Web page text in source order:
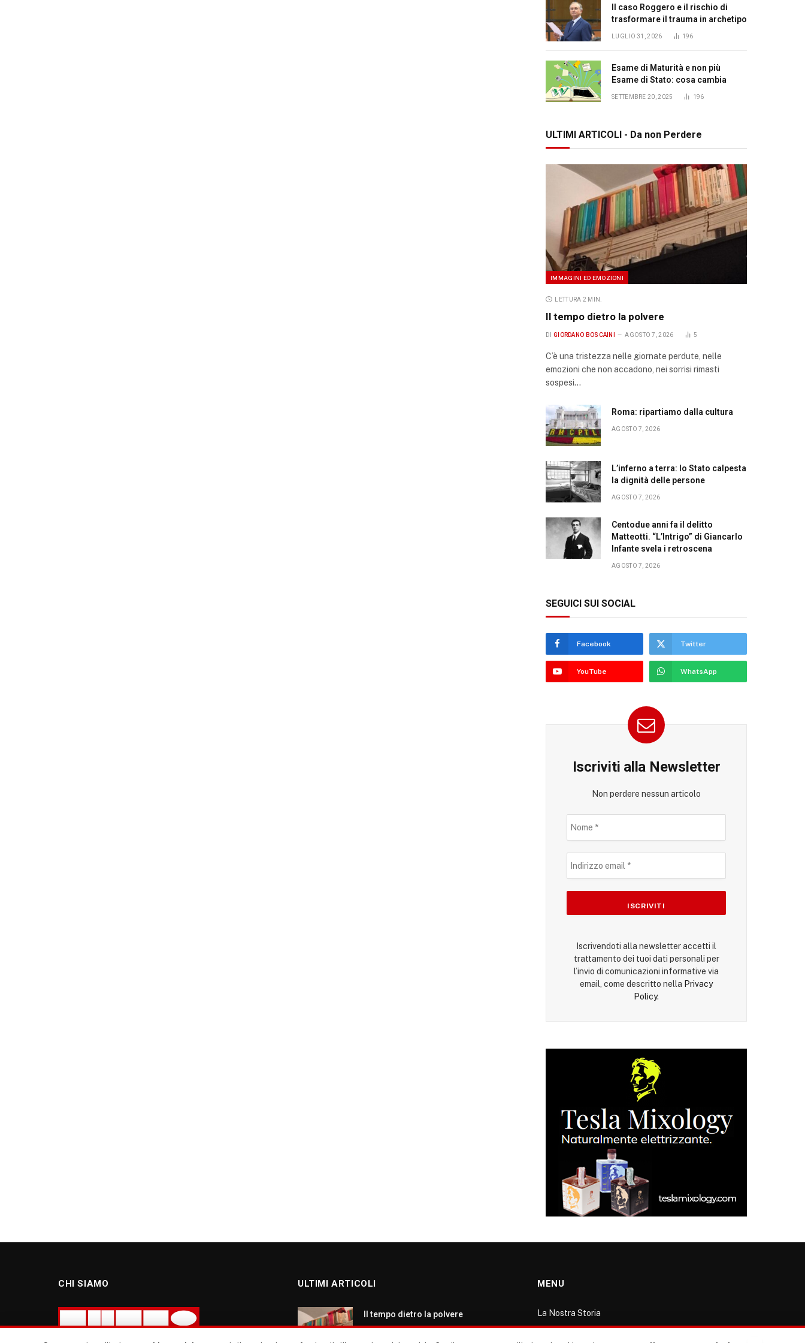
Il caso Roggero e il rischio di
trasformare il trauma in archetipo
LUGLIO 31, 2026 196
Esame di Maturità e non più
Esame di Stato: cosa cambia
SETTEMBRE 20, 2025 196
ULTIMI ARTICOLI - Da non Perdere
IMMAGINI ED EMOZIONI
LETTURA 2 MIN.
Il tempo dietro la polvere
DI GIORDANO BOSCAINI AGOSTO 7, 2026 5
C’è una tristezza nelle giornate perdute, nelle
emozioni che non accadono, nei sorrisi rimasti
sospesi…
Roma: ripartiamo dalla cultura
AGOSTO 7, 2026
L’inferno a terra: lo Stato calpesta
la dignità delle persone
AGOSTO 7, 2026
Centodue anni fa il delitto
Matteotti. “L’Intrigo” di Giancarlo
Infante svela i retroscena
AGOSTO 7, 2026
SEGUICI SUI SOCIAL
Facebook Twitter
YouTube WhatsApp
Iscriviti alla Newsletter
Non perdere nessun articolo
Iscrivendoti alla newsletter accetti il
trattamento dei tuoi dati personali per
l’invio di comunicazioni informative via
email, come descritto nella Privacy
Policy.
CHI SIAMO ULTIMI ARTICOLI
Il tempo dietro la polvere
MENU
La Nostra Storia